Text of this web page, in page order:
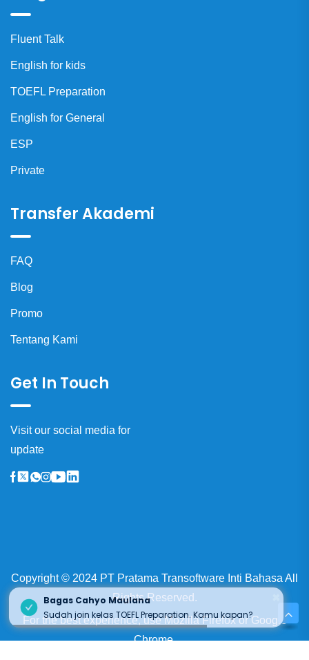
Fluent Talk
English for kids
TOEFL Preparation
English for General
ESP
Private
Transfer Akademi
FAQ
Blog
Promo
Tentang Kami
Get In Touch
Visit our social media for
update
Copyright © 2024 PT Pratama Transoftware Inti Bahasa All
Rights Reserved.
For the best experience, useMozilla FirefoxorGoogle
Chrome.
×
Bagas Cahyo Maulana
Sudah join kelas TOEFL Preparation. Kamu kapan?